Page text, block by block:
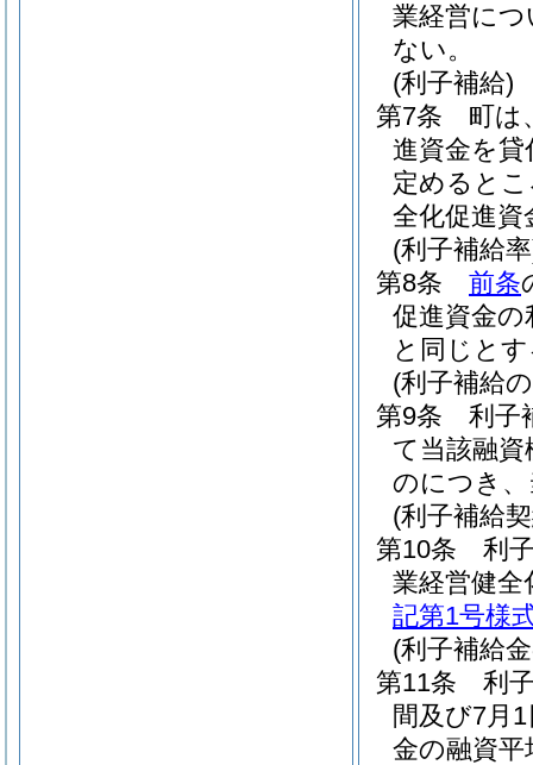
業経営に
ない。
(利子補給)
第7条
町は
進資金を
定めると
全化促進
(利子補給
第8条
前条
促進資金の
と同じと
(利子補給
第9条
利子
て当該融
のにつき
(利子補給
第10条
利
業経営健全
記第1号様
(利子補給
第11条
利
間及び7月
金の融資平